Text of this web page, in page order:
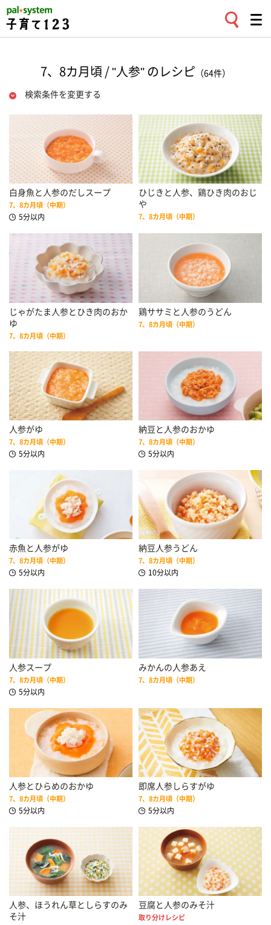
7、8カ月頃 / "人参" のレシピ （64件）
検索条件を変更する
白身魚と人参のだしスープ
7、8カ月頃（中期）
5分以内
ひじきと人参、鶏ひき肉のおじ
や
7、8カ月頃（中期）
じゃがたま人参とひき肉のおか
ゆ
7、8カ月頃（中期）
鶏ササミと人参のうどん
7、8カ月頃（中期）
人参がゆ
7、8カ月頃（中期）
5分以内
納豆と人参のおかゆ
7、8カ月頃（中期）
5分以内
赤魚と人参がゆ
7、8カ月頃（中期）
5分以内
納豆人参うどん
7、8カ月頃（中期）
10分以内
人参スープ
7、8カ月頃（中期）
5分以内
みかんの人参あえ
7、8カ月頃（中期）
人参とひらめのおかゆ
7、8カ月頃（中期）
5分以内
即席人参しらすがゆ
7、8カ月頃（中期）
5分以内
人参、ほうれん草としらすのみ
そ汁
豆腐と人参のみそ汁
取り分けレシピ